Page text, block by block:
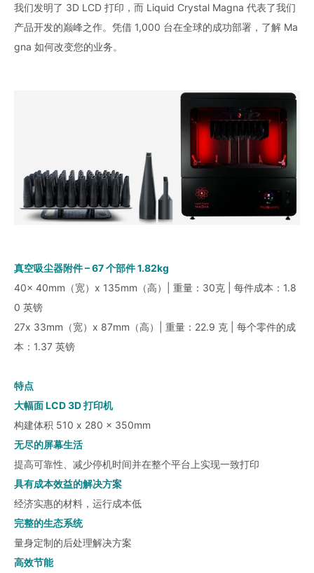
我们发明了 3D LCD 打印，而 Liquid Crystal Magna 代表了我们
产品开发的巅峰之作。凭借 1,000 台在全球的成功部署，了解 Ma
gna 如何改变您的业务。
真空吸尘器附件 – 67 个部件 1.82kg
40x 40mm（宽）x 135mm（高）| 重量：30克 | 每件成本：1.8
0 英镑
27x 33mm（宽）x 87mm（高）| 重量：22.9 克 | 每个零件的成
本：1.37 英镑
特点
大幅面 LCD 3D 打印机
构建体积 510 x 280 x 350mm
无尽的屏幕生活
提高可靠性、减少停机时间并在整个平台上实现一致打印
具有成本效益的解决方案
经济实惠的材料，运行成本低
完整的生态系统
量身定制的后处理解决方案
高效节能